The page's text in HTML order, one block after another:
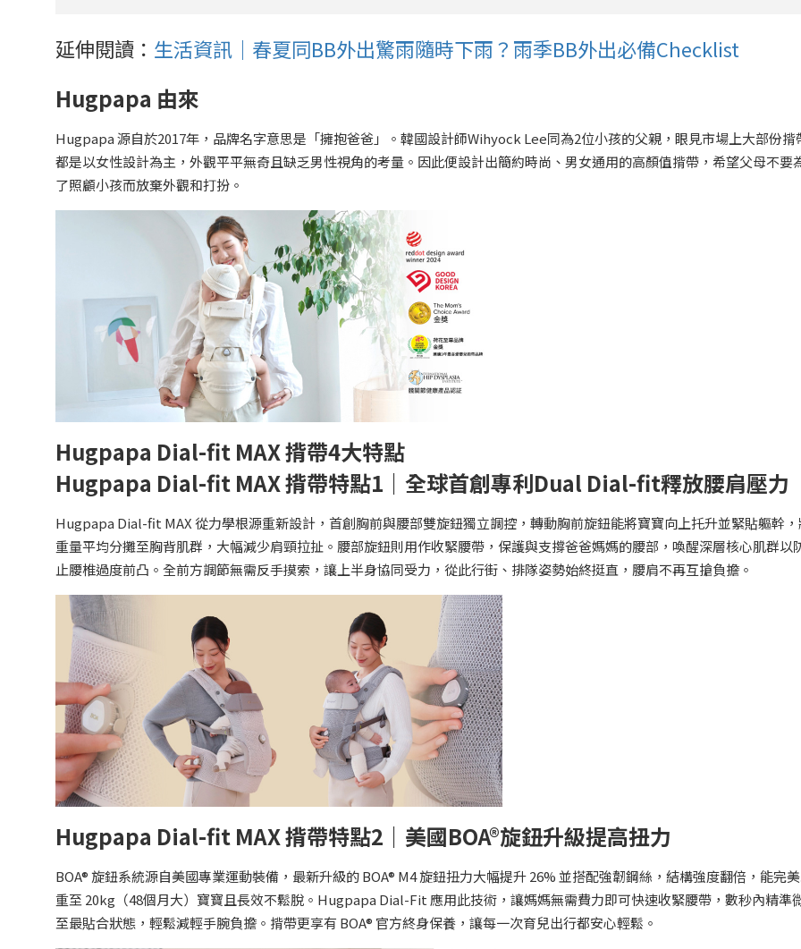
延伸閱讀： 生活資訊｜春夏同BB外出驚雨隨時下雨？雨季BB外出必備Checklist
Hugpapa 由來
Hugpapa 源自於2017年，品牌名字意思是「擁抱爸爸」。韓國設計師Wihyock Lee同為2位小孩的父親，眼見市場上大部份揹
都是以女性設計為主，外觀平平無奇且缺乏男性視角的考量。因此便設計出簡約時尚、男女通用的高顏值揹帶，希望父母不要
了照顧小孩而放棄外觀和打扮。
Hugpapa Dial-fit MAX 揹帶4大特點
Hugpapa Dial-fit MAX 揹帶特點1｜全球首創專利Dual Dial-fit釋放腰肩壓力
Hugpapa Dial-fit MAX 從力學根源重新設計，首創胸前與腰部雙旋鈕獨立調控，轉動胸前旋鈕能將寶寶向上托升並緊貼軀幹
重量平均分攤至胸背肌群，大幅減少肩頸拉扯。腰部旋鈕則用作收緊腰帶，保護與支撐爸爸媽媽的腰部，喚醒深層核心肌群以
止腰椎過度前凸。全前方調節無需反手摸索，讓上半身協同受力，從此行街、排隊姿勢始終挺直，腰肩不再互搶負擔。
Hugpapa Dial-fit MAX 揹帶特點2｜美國BOA®旋鈕升級提高扭力
BOA® 旋鈕系統源自美國專業運動裝備，最新升級的 BOA® M4 旋鈕扭力大幅提升 26% 並搭配強韌鋼絲，結構強度翻倍，能完
重至 20kg（48個月大）寶寶且長效不鬆脫。Hugpapa Dial-Fit 應用此技術，讓媽媽無需費力即可快速收緊腰帶，數秒內精準
至最貼合狀態，輕鬆減輕手腕負擔。揹帶更享有 BOA® 官方終身保養，讓每一次育兒出行都安心輕鬆。